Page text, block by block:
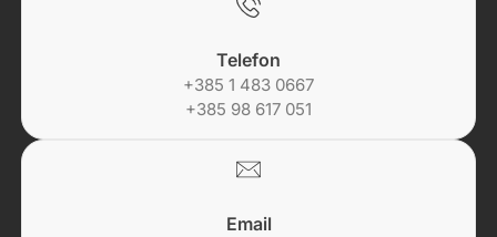
Telefon
+385 1 483 0667
+385 98 617 051
Email